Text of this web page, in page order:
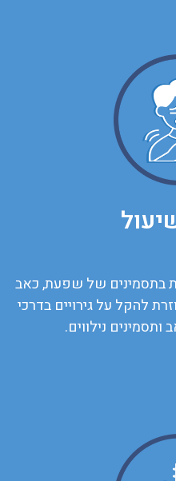
בתסמינים של שפעת, כאב
להקל על גירויים בדרכי
נילווים.